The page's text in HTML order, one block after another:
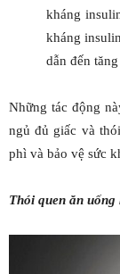
kháng
kháng
dẫn đến
Những tác động
ngủ đủ giấc và
phì và bảo vệ sức
Thói quen ăn